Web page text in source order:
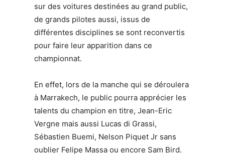
sur des voitures destinées au grand public,
de grands pilotes aussi, issus de
différentes disciplines se sont reconvertis
pour faire leur apparition dans ce
championnat.
En effet, lors de la manche qui se déroulera
à Marrakech, le public pourra apprécier les
talents du champion en titre, Jean-Eric
Vergne mais aussi Lucas di Grassi,
Sébastien Buemi, Nelson Piquet Jr sans
oublier Felipe Massa ou encore Sam Bird.